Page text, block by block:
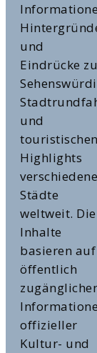
und
Eindrücke zu
und
touristischen
Highlights
Städte
weltweit. Die
Inhalte
basieren auf
öffentlich
offizieller
Kultur- und